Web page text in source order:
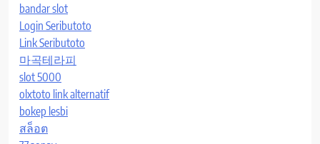
bandar slot
Login Seributoto
Link Seributoto
마곡테라피
slot 5000
olxtoto link alternatif
bokep lesbi
สล็อต